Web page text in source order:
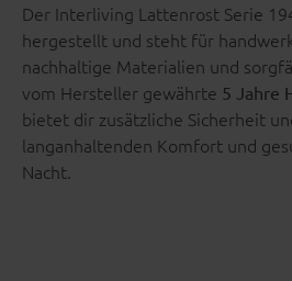
Der Interliving Lattenrost Serie
hergestellt und steht für
nachhaltige Materialien und
vom Hersteller gewährte 5 Jahre
bietet dir zusätzliche Sicherheit
langanhaltenden Komfort und
Nacht.